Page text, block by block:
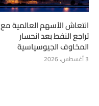
انتعاش الأسهم العالمية مع
تراجع النفط بعد انحسار
المخاوف الجيوسياسية
3 أغسطس، 2026